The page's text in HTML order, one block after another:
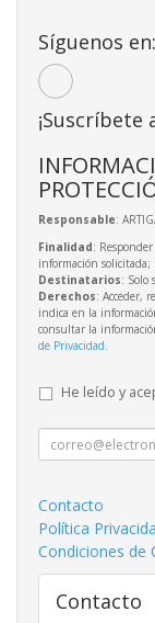
Síguenos en:
Responsable:
Finalidad:
información solicitada;
Destinatarios: Solo
Derechos: Acceder,
indica en la
consultar la
de Privacidad.
He leído y
Contacto
Política
Condiciones de
Contacto